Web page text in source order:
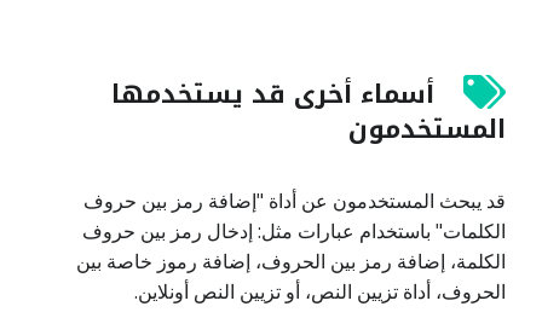
أسماء أخرى قد يستخدمها
المستخدمون
قد يبحث المستخدمون عن أداة "إضافة رمز بين حروف
الكلمات" باستخدام عبارات مثل: إدخال رمز بين حروف
الكلمة، إضافة رمز بين الحروف، إضافة رموز خاصة بين
الحروف، أداة تزيين النص، أو تزيين النص أونلاين.